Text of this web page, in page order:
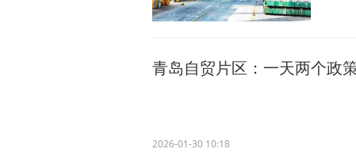
青岛自贸片区：一天两个政
2026-01-30 10:18